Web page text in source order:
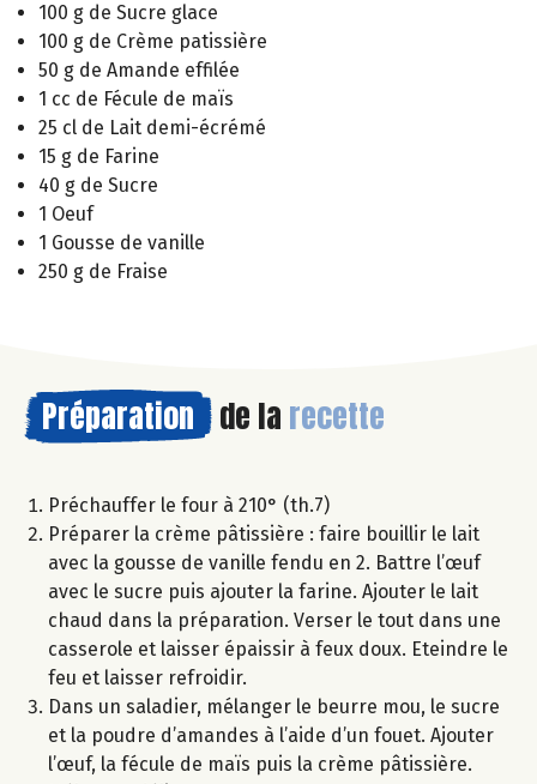
100 g de Sucre glace
100 g de Crème patissière
50 g de Amande effilée
1 cc de Fécule de maïs
25 cl de Lait demi-écrémé
15 g de Farine
40 g de Sucre
1 Oeuf
1 Gousse de vanille
250 g de Fraise
Préparation de la recette
Préchauffer le four à 210° (th.7)
Préparer la crème pâtissière : faire bouillir le lait
avec la gousse de vanille fendu en 2. Battre l’œuf
avec le sucre puis ajouter la farine. Ajouter le lait
chaud dans la préparation. Verser le tout dans une
casserole et laisser épaissir à feux doux. Eteindre le
feu et laisser refroidir.
Dans un saladier, mélanger le beurre mou, le sucre
et la poudre d’amandes à l’aide d’un fouet. Ajouter
l’œuf, la fécule de maïs puis la crème pâtissière.